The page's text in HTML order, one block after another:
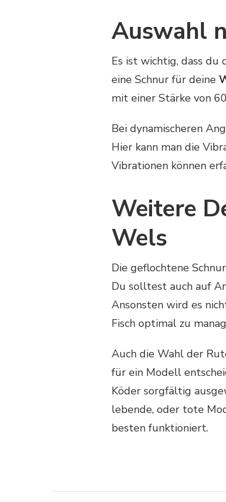
Auswahl
Es ist wichtig, dass
eine Schnur für deine
mit einer Stärke von
Bei dynamischeren
Hier kann man die
Vibrationen können
Weitere
Wels
Die geflochtene
Du solltest auch auf
Ansonsten wird es
Fisch optimal zu
Auch die Wahl der
für ein Modell
Köder sorgfältig
lebende, oder tote
besten funktioniert.